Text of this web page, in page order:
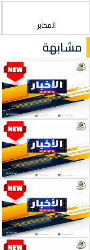
المخابر
مشابهة